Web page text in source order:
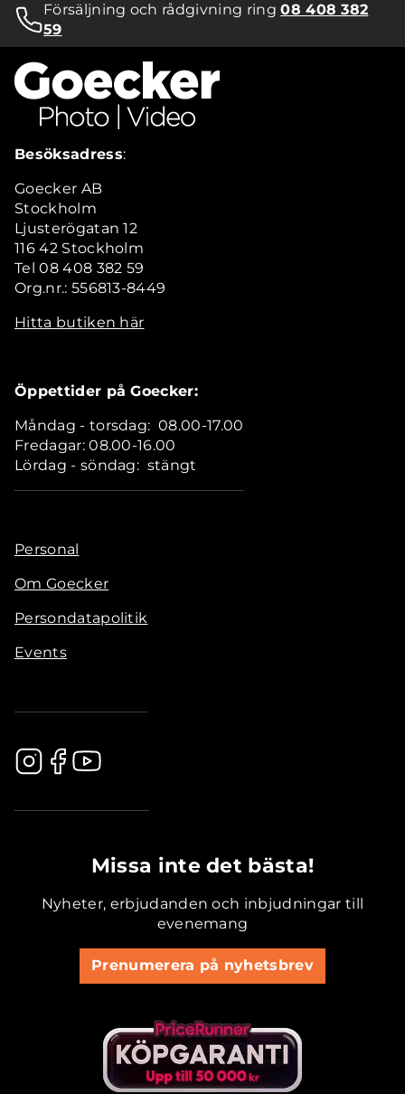
Försäljning och rådgivning ring08 408 382
59
Besöksadress:
Goecker AB
Stockholm
Ljusterögatan 12
116 42 Stockholm
Tel 08 408 382 59
Org.nr.: 556813-8449
Hitta butiken här
Öppettider på Goecker:
Måndag - torsdag: 08.00-17.00
Fredagar: 08.00-16.00
Lördag - söndag: stängt
Personal
Om Goecker
Persondatapolitik
Events
Missa inte det bästa!
Nyheter, erbjudanden och inbjudningar till
evenemang
Prenumerera på nyhetsbrev